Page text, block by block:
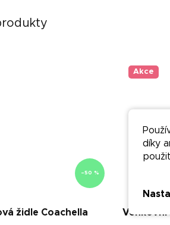
díky
–50 %
židle Coachella
Akce
Venkovní